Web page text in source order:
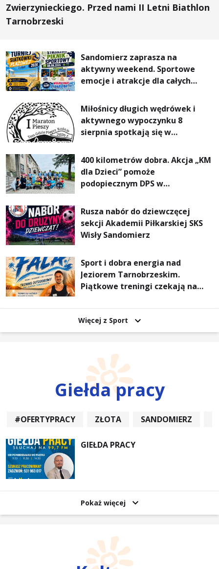
Zwierzynieckiego. Przed nami II Letni Biathlon
Tarnobrzeski
Sandomierz zaprasza na
aktywny weekend. Sportowe
emocje i atrakcje dla całych
Miłośnicy długich wędrówek i
aktywnego wypoczynku 8
sierpnia spotkają się w
Pieszym „Tam Gdzie Pieprz
Rośnie”
400 kilometrów dobra. Akcja „KM
dla Dzieci” pomoże
podopiecznym DPS w
Rusza nabór do dziewczęcej
sekcji Akademii Piłkarskiej SKS
Wisły Sandomierz
Sport i dobra energia nad
Jeziorem Tarnobrzeskim.
Piątkowe treningi czekają na
Więcej z Sport
Giełda pracy
#OFERTYPRACY ZŁOTA SANDOMIERZ
GIEŁDA PRACY
Pokaż więcej